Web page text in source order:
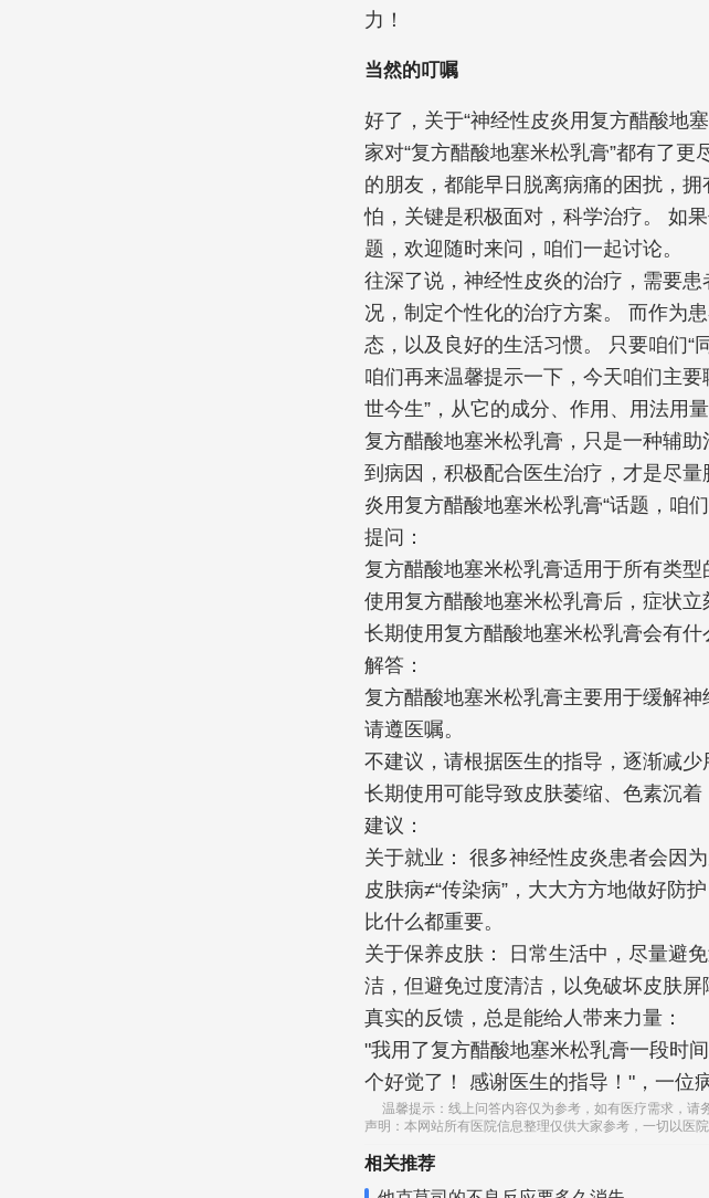
力！
当然的叮嘱
好了，关于“神经性皮炎用复方醋酸地
家对“复方醋酸地塞米松乳膏”都有了
的朋友，都能早日脱离病痛的困扰，
怕，关键是积极面对，科学治疗。 如
题，欢迎随时来问，咱们一起讨论。
往深了说，神经性皮炎的治疗，需要
况，制定个性化的治疗方案。 而作为
态，以及良好的生活习惯。 只要咱们“
咱们再来温馨提示一下，今天咱们主
世今生”，从它的成分、作用、用法用
复方醋酸地塞米松乳膏，只是一种辅
到病因，积极配合医生治疗，才是尽
炎用复方醋酸地塞米松乳膏“话题，咱
提问：
复方醋酸地塞米松乳膏适用于所有类型
使用复方醋酸地塞米松乳膏后，症状立
长期使用复方醋酸地塞米松乳膏会有什
解答：
复方醋酸地塞米松乳膏主要用于缓解
请遵医嘱。
不建议，请根据医生的指导，逐渐减少
长期使用可能导致皮肤萎缩、色素沉着
建议：
关于就业： 很多神经性皮炎患者会因
皮肤病≠“传染病”，大大方方地做好防
比什么都重要。
关于保养皮肤： 日常生活中，尽量避
洁，但避免过度清洁，以免破坏皮肤屏
真实的反馈，总是能给人带来力量：
"我用了复方醋酸地塞米松乳膏一段时
个好觉了！ 感谢医生的指导！"，一位
温馨提示：线上问答内容仅为参考，如有医疗需求，请
声明：本网站所有医院信息整理仅供大家参考，一切以医
相关推荐